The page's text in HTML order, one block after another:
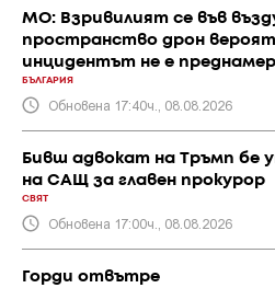
МО: Взривилият се във
пространство дрон
инцидентът не е
БЪЛГАРИЯ
Обновена 17:40ч., 08.08.2026
Бивш адвокат на Тръмп бе
на САЩ за главен прокурор
СВЯТ
Обновена 17:00ч., 08.08.2026
Горди отвътре